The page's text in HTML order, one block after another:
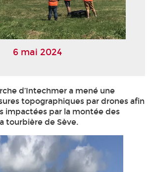
6 mai 2024
d’Intechmer a mené une
topographiques par drones afin
impactées par la montée des
tourbière de Sève.